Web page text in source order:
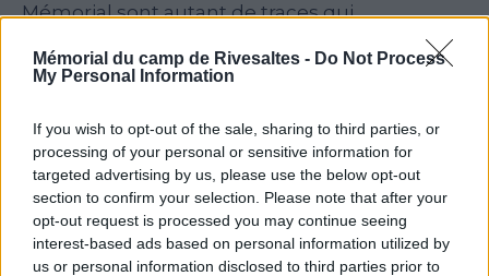
Mémorial du camp de Rivesaltes - Do Not Process
My Personal Information
If you wish to opt-out of the sale, sharing to third parties, or
processing of your personal or sensitive information for
targeted advertising by us, please use the below opt-out
section to confirm your selection. Please note that after your
opt-out request is processed you may continue seeing
interest-based ads based on personal information utilized by
us or personal information disclosed to third parties prior to
Mémorial sont autant de traces qui
permettent à ce public d’être sensibilisé à la
Mémoire et à l’Histoire.
enfants à réfléchir, débattre et construire.